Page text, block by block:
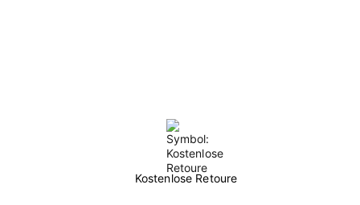
Kostenlose Retoure